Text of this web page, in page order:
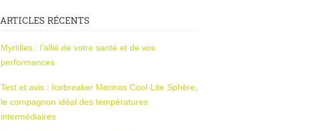
ARTICLES RÉCENTS
Myrtilles : l’allié de votre santé et de vos
performances
Test et avis : Icebreaker Merinos Cool-Lite Sphère,
le compagnon idéal des températures
intermédiaires